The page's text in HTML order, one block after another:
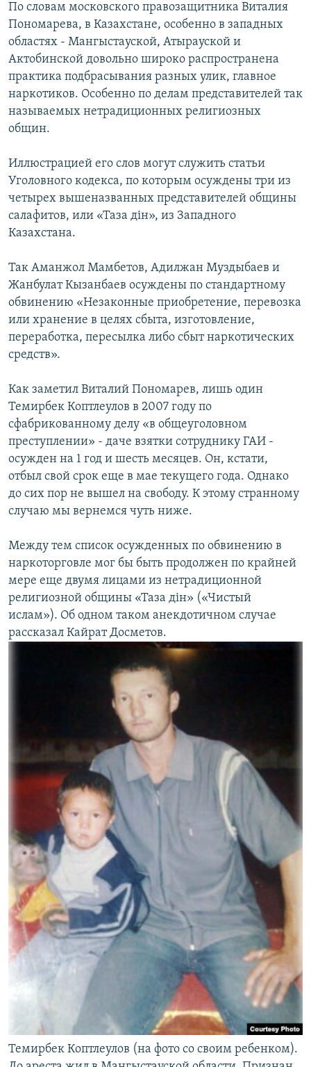
По словам московского правозащитника Виталия
Пономарева, в Казахстане, особенно в западных
областях - Мангыстауской, Атырауской и
Актобинской довольно широко распространена
практика подбрасывания разных улик, главное
наркотиков. Особенно по делам представителей так
называемых нетрадиционных религиозных
общин.
Иллюстрацией его слов могут служить статьи
Уголовного кодекса, по которым осуждены три из
четырех вышеназванных представителей общины
салафитов, или «Таза дін», из Западного
Казахстана.
Так Аманжол Мамбетов, Адилжан Муздыбаев и
Жанбулат Кызанбаев осуждены по стандартному
обвинению «Незаконные приобретение, перевозка
или хранение в целях сбыта, изготовление,
переработка, пересылка либо сбыт наркотических
средств».
Как заметил Виталий Пономарев, лишь один
Темирбек Коптлеулов в 2007 году по
сфабрикованному делу «в общеуголовном
преступлении» - даче взятки сотруднику ГАИ -
осужден на 1 год и шесть месяцев. Он, кстати,
отбыл свой срок еще в мае текущего года. Однако
до сих пор не вышел на свободу. К этому странному
случаю мы вернемся чуть ниже.
Между тем список осужденных по обвинению в
наркоторговле мог бы быть продолжен по крайней
мере еще двумя лицами из нетрадиционной
религиозной общины «Таза дін» («Чистый
ислам»). Об одном таком анекдотичном случае
рассказал Кайрат Досметов.
Темирбек Коптлеулов (на фото со своим ребенком).